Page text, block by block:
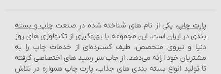
پارت چاپ، یکی از نام‌ های شناخته شده در صنعت چاپ و بسته‌
بندی در ایران است. این مجموعه با بهره‌گیری از تکنولوژی‌ های روز
دنیا و نیروی متخصص، طیف گسترده‌ای از خدمات چاپ را به
مشتریان خود ارائه می‌دهد. از چاپ سر رسید های اختصاصی گرفته
تا تولید انواع بسته‌ بندی‌ های جذاب، پارت چاپ همواره در تلاش